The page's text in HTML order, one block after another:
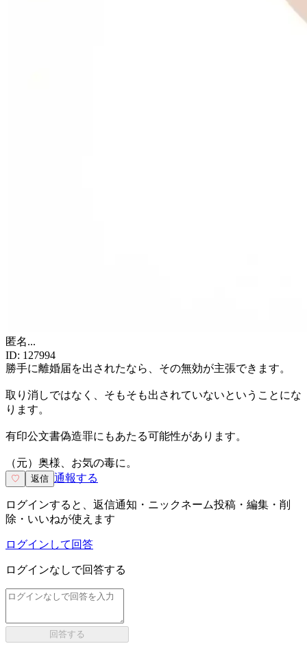
匿名...
ID: 127994
勝手に離婚届を出されたなら、その無効が主張できます。
取り消しではなく、そもそも出されていないということにな
ります。
有印公文書偽造罪にもあたる可能性があります。
（元）奥様、お気の毒に。
♡ 返信 通報する
ログインすると、返信通知・ニックネーム投稿・編集・削
除・いいねが使えます
ログインして回答
ログインなしで回答する
回答する